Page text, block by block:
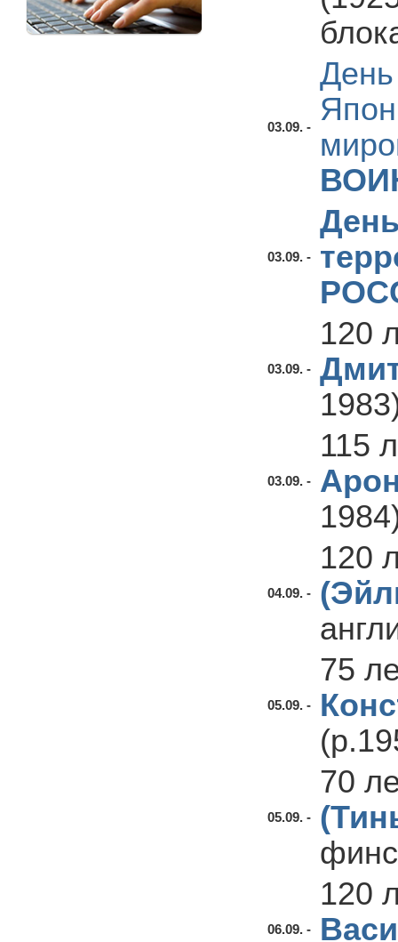
03.09. -
03.09. -
03.09. -
120
03.09. -
115
04.09. -
120
05.09. -
75
05.09. -
70
06.09. -
120